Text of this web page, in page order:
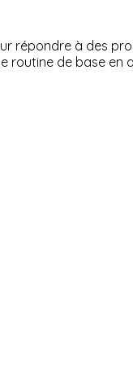
répondre à des
routine de base